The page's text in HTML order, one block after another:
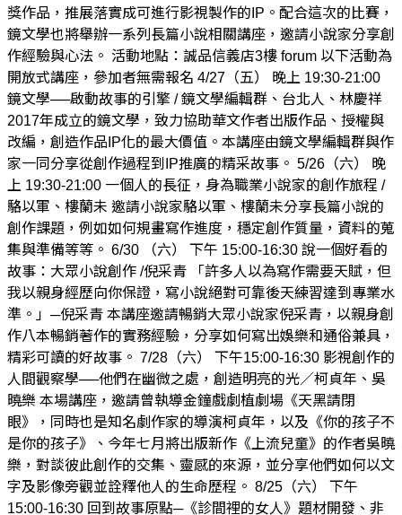
獎作品，推展落實成可進行影視製作的IP。配合這次的比賽，
鏡文學也將舉辦一系列長篇小說相關講座，邀請小說家分享創
作經驗與心法。 活動地點：誠品信義店3樓 forum 以下活動為
開放式講座，參加者無需報名 4/27（五） 晚上 19:30-21:00
鏡文學──啟動故事的引擎 / 鏡文學編輯群、台北人、林慶祥
2017年成立的鏡文學，致力協助華文作者出版作品、授權與
改編，創造作品IP化的最大價值。本講座由鏡文學編輯群與作
家一同分享從創作過程到IP推廣的精采故事。 5/26（六） 晚
上 19:30-21:00 一個人的長征，身為職業小說家的創作旅程 /
駱以軍、樓蘭未 邀請小說家駱以軍、樓蘭未分享長篇小說的
創作課題，例如如何規畫寫作進度，穩定創作質量，資料的蒐
集與準備等等。 6/30 （六） 下午 15:00-16:30 說一個好看的
故事：大眾小說創作 /倪采青 「許多人以為寫作需要天賦，但
我以親身經歷向你保證，寫小說絕對可靠後天練習達到專業水
準。」─倪采青 本講座邀請暢銷大眾小說家倪采青，以親身創
作八本暢銷著作的實務經驗，分享如何寫出娛樂和通俗兼具，
精彩可讀的好故事。 7/28（六） 下午15:00-16:30 影視創作的
人間觀察學──他們在幽微之處，創造明亮的光／柯貞年、吳
曉樂 本場講座，邀請曾執導金鐘戲劇植劇場《天黑請閉
眼》，同時也是知名劇作家的導演柯貞年，以及《你的孩子不
是你的孩子》、今年七月將出版新作《上流兒童》的作者吳曉
樂，對談彼此創作的交集、靈感的來源，並分享他們如何以文
字及影像旁觀並詮釋他人的生命歷程。 8/25（六） 下午
15:00-16:30 回到故事原點─《診間裡的女人》題材開發、非